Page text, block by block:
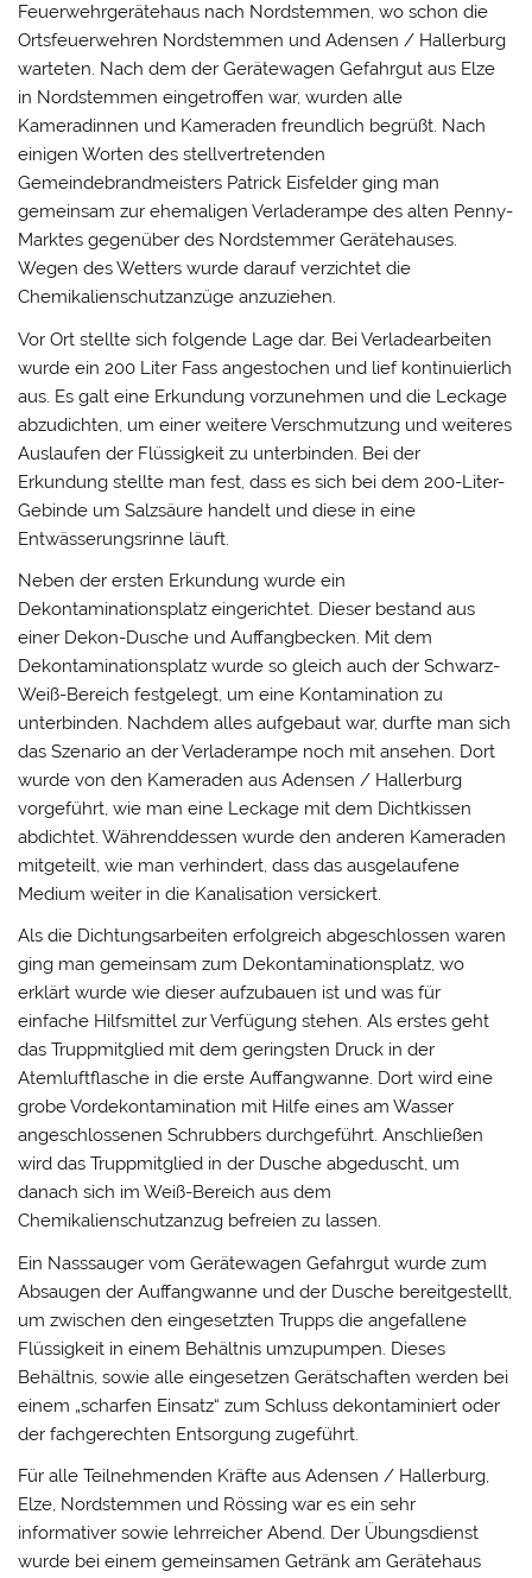
Feuerwehrgerätehaus nach Nordstemmen, wo schon die
Ortsfeuerwehren Nordstemmen und Adensen / Hallerburg
warteten. Nach dem der Gerätewagen Gefahrgut aus Elze
in Nordstemmen eingetroffen war, wurden alle
Kameradinnen und Kameraden freundlich begrüßt. Nach
einigen Worten des stellvertretenden
Gemeindebrandmeisters Patrick Eisfelder ging man
gemeinsam zur ehemaligen Verladerampe des alten Penny-
Marktes gegenüber des Nordstemmer Gerätehauses.
Wegen des Wetters wurde darauf verzichtet die
Chemikalienschutzanzüge anzuziehen.
Vor Ort stellte sich folgende Lage dar. Bei Verladearbeiten
wurde ein 200 Liter Fass angestochen und lief kontinuierlich
aus. Es galt eine Erkundung vorzunehmen und die Leckage
abzudichten, um einer weitere Verschmutzung und weiteres
Auslaufen der Flüssigkeit zu unterbinden. Bei der
Erkundung stellte man fest, dass es sich bei dem 200-Liter-
Gebinde um Salzsäure handelt und diese in eine
Entwässerungsrinne läuft.
Neben der ersten Erkundung wurde ein
Dekontaminationsplatz eingerichtet. Dieser bestand aus
einer Dekon-Dusche und Auffangbecken. Mit dem
Dekontaminationsplatz wurde so gleich auch der Schwarz-
Weiß-Bereich festgelegt, um eine Kontamination zu
unterbinden. Nachdem alles aufgebaut war, durfte man sich
das Szenario an der Verladerampe noch mit ansehen. Dort
wurde von den Kameraden aus Adensen / Hallerburg
vorgeführt, wie man eine Leckage mit dem Dichtkissen
abdichtet. Währenddessen wurde den anderen Kameraden
mitgeteilt, wie man verhindert, dass das ausgelaufene
Medium weiter in die Kanalisation versickert.
Als die Dichtungsarbeiten erfolgreich abgeschlossen waren
ging man gemeinsam zum Dekontaminationsplatz, wo
erklärt wurde wie dieser aufzubauen ist und was für
einfache Hilfsmittel zur Verfügung stehen. Als erstes geht
das Truppmitglied mit dem geringsten Druck in der
Atemluftflasche in die erste Auffangwanne. Dort wird eine
grobe Vordekontamination mit Hilfe eines am Wasser
angeschlossenen Schrubbers durchgeführt. Anschließen
wird das Truppmitglied in der Dusche abgeduscht, um
danach sich im Weiß-Bereich aus dem
Chemikalienschutzanzug befreien zu lassen.
Ein Nasssauger vom Gerätewagen Gefahrgut wurde zum
Absaugen der Auffangwanne und der Dusche bereitgestellt,
um zwischen den eingesetzten Trupps die angefallene
Flüssigkeit in einem Behältnis umzupumpen. Dieses
Behältnis, sowie alle eingesetzen Gerätschaften werden bei
einem „scharfen Einsatz“ zum Schluss dekontaminiert oder
der fachgerechten Entsorgung zugeführt.
Für alle Teilnehmenden Kräfte aus Adensen / Hallerburg,
Elze, Nordstemmen und Rössing war es ein sehr
informativer sowie lehrreicher Abend. Der Übungsdienst
wurde bei einem gemeinsamen Getränk am Gerätehaus